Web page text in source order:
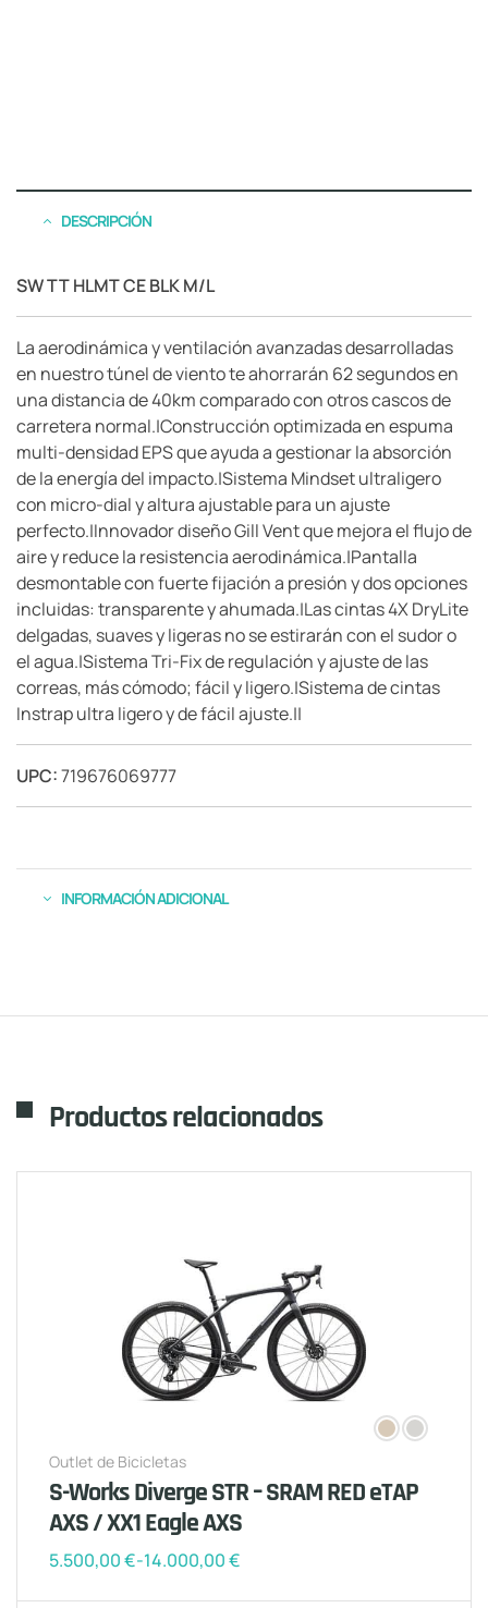
DESCRIPCIÓN
SW TT HLMT CE BLK M/L
La aerodinámica y ventilación avanzadas desarrolladas
en nuestro túnel de viento te ahorrarán 62 segundos en
una distancia de 40km comparado con otros cascos de
carretera normal.|Construcción optimizada en espuma
multi-densidad EPS que ayuda a gestionar la absorción
de la energía del impacto.|Sistema Mindset ultraligero
con micro-dial y altura ajustable para un ajuste
perfecto.|Innovador diseño Gill Vent que mejora el flujo de
aire y reduce la resistencia aerodinámica.|Pantalla
desmontable con fuerte fijación a presión y dos opciones
incluidas: transparente y ahumada.|Las cintas 4X DryLite
delgadas, suaves y ligeras no se estirarán con el sudor o
el agua.|Sistema Tri-Fix de regulación y ajuste de las
correas, más cómodo; fácil y ligero.|Sistema de cintas
Instrap ultra ligero y de fácil ajuste.||
UPC:719676069777
INFORMACIÓN ADICIONAL
Productos relacionados
Outlet de Bicicletas
S-Works Diverge STR – SRAM RED eTAP
AXS / XX1 Eagle AXS
5.500,00€-14.000,00€